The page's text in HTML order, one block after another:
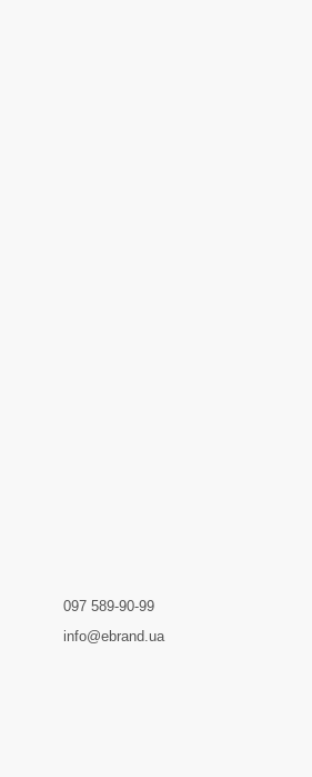
097 589-90-99
info@ebrand.ua